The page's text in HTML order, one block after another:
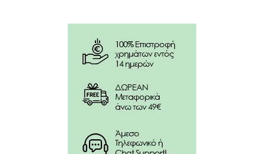
Εμπλουτισμένο με έλαιο Argan, Jojoba και
Δρα κατά του ξεθωριάσματος και προσφέρει
μέγιστη διάρκεια στο χρώμα και στη λάμψη.
Κατάλληλο για συχνή χρήση, ιδανικό για βαμμένα
ή μαλλιά μετά από styling.
Απομακρύνει υπολείμματα της βαφής.
Ενυδατώνει την τρίχα χωρίς να την επιβαρύνει.